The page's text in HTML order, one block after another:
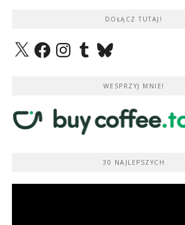
DOŁĄCZ TUTAJ!
X FacebookInstagramTumblrBluesky
WESPRZYJ MNIE!
30 NAJLEPSZYCH